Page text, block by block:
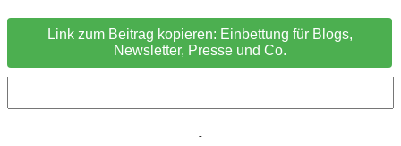
Link zum Beitrag kopieren: Einbettung für Blogs,
Newsletter, Presse und Co.
-